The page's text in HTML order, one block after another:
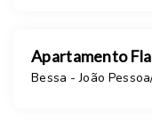
Apartamento
Bessa - João